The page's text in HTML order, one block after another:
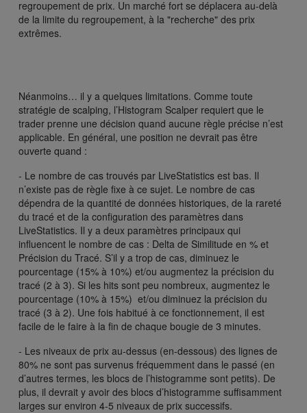
regroupement de prix. Un marché fort se déplacera au-delà
de la limite du regroupement, à la "recherche" des prix
extrêmes.
Néanmoins… il y a quelques limitations. Comme toute
stratégie de scalping, l’Histogram Scalper requiert que le
trader prenne une décision quand aucune règle précise n’est
applicable. En général, une position ne devrait pas être
ouverte quand :
- Le nombre de cas trouvés par LiveStatistics est bas. Il
n’existe pas de règle fixe à ce sujet. Le nombre de cas
dépendra de la quantité de données historiques, de la rareté
du tracé et de la configuration des paramètres dans
LiveStatistics. Il y a deux paramètres principaux qui
influencent le nombre de cas : Delta de Similitude en % et
Précision du Tracé. S’il y a trop de cas, diminuez le
pourcentage (15% à 10%) et/ou augmentez la précision du
tracé (2 à 3). Si les hits sont peu nombreux, augmentez le
pourcentage (10% à 15%) et/ou diminuez la précision du
tracé (3 à 2). Une fois habitué à ce fonctionnement, il est
facile de le faire à la fin de chaque bougie de 3 minutes.
- Les niveaux de prix au-dessus (en-dessous) des lignes de
80% ne sont pas survenus fréquemment dans le passé (en
d’autres termes, les blocs de l’histogramme sont petits). De
plus, il devrait y avoir des blocs d’histogramme suffisamment
larges sur environ 4-5 niveaux de prix successifs.